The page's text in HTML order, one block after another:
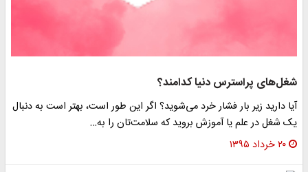
شغل‌های پراسترس دنیا کدامند؟
آیا دارید زیر بار فشار خرد می‌شوید؟ اگر این طور است، بهتر است به دنبال
یک شغل در علم یا آموزش بروید که سلامت‌تان را به…
۲۰ خرداد ۱۳۹۵